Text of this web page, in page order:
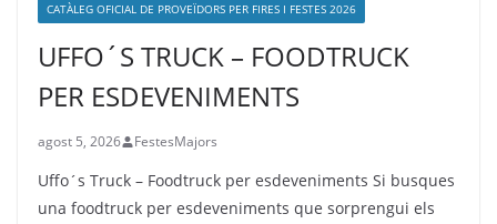
CATÀLEG OFICIAL DE PROVEÏDORS PER FIRES I FESTES 2026
UFFO´S TRUCK – FOODTRUCK
PER ESDEVENIMENTS
agost 5, 2026 FestesMajors
Uffo´s Truck – Foodtruck per esdeveniments Si busques
una foodtruck per esdeveniments que sorprengui els